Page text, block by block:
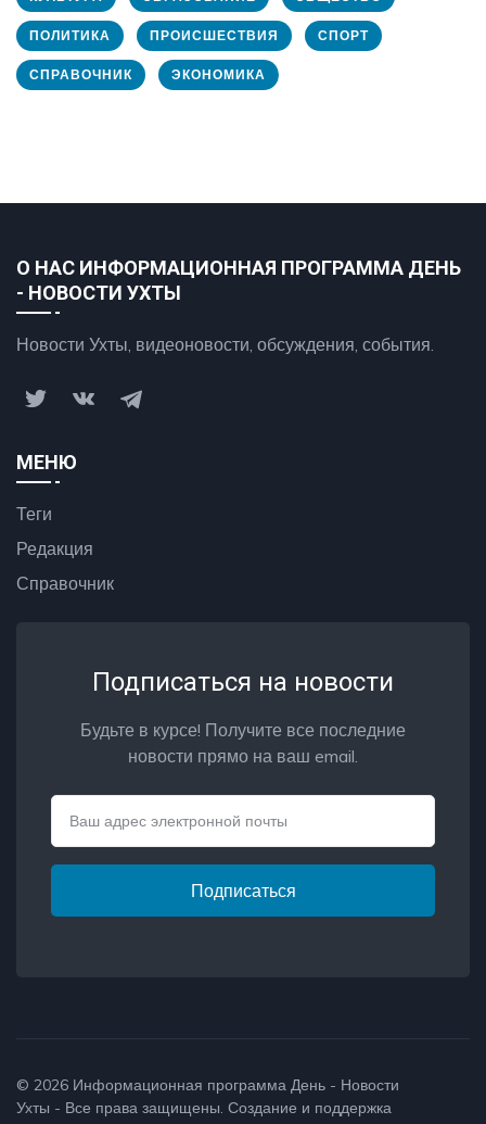
ПОЛИТИКА ПРОИСШЕСТВИЯ СПОРТ
СПРАВОЧНИК ЭКОНОМИКА
О НАС ИНФОРМАЦИОННАЯ ПРОГРАММА ДЕНЬ
- НОВОСТИ УХТЫ
Новости Ухты, видеоновости, обсуждения, события.
МЕНЮ
Теги
Редакция
Справочник
Подписаться на новости
Будьте в курсе! Получите все последние
новости прямо на ваш email.
Подписаться
© 2026 Информационная программа День - Новости
Ухты - Все права защищены. Создание и поддержка